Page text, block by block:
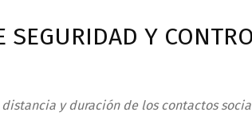
SEGURIDAD Y
y duración de los contactos